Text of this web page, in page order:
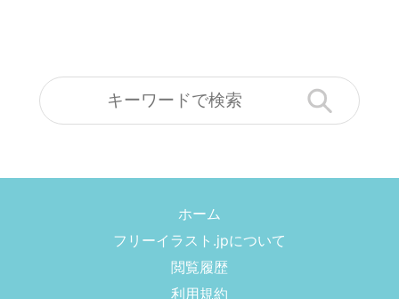
ホーム
フリーイラスト.jpについて
閲覧履歴
利用規約